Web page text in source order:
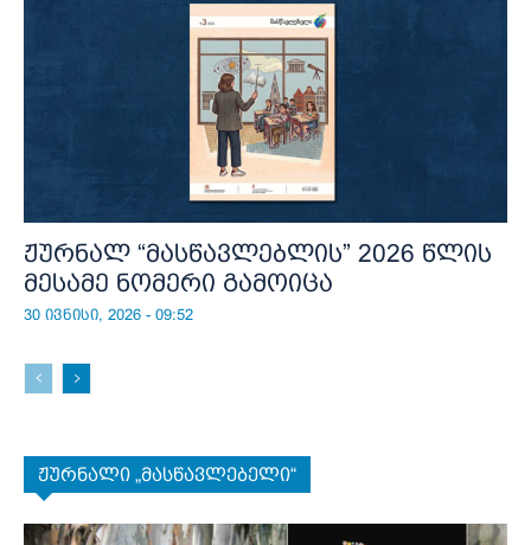
ჟურნალ “მასწავლებლის” 2026 წლის
მესამე ნომერი გამოიცა
30 ივნისი, 2026 - 09:52
ჟურნალი „მასწავლებელი“